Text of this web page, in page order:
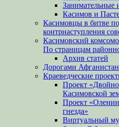
Занимательные
Касимов и
Касимовцы в битве
контрнаступления
Касимовский
По страницам
Архив статей
Дорогами
Краеведческие
Проект
Касимовской
Проект
гнезда»
Виртуальный